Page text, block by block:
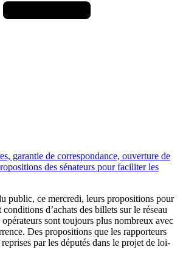
garantie de correspondance, ouverture de
des sénateurs pour faciliter les
public, ce mercredi, leurs propositions pour
d’achats des billets sur le réseau
sont toujours plus nombreux avec
Des propositions que les rapporteurs
par les députés dans le projet de loi-